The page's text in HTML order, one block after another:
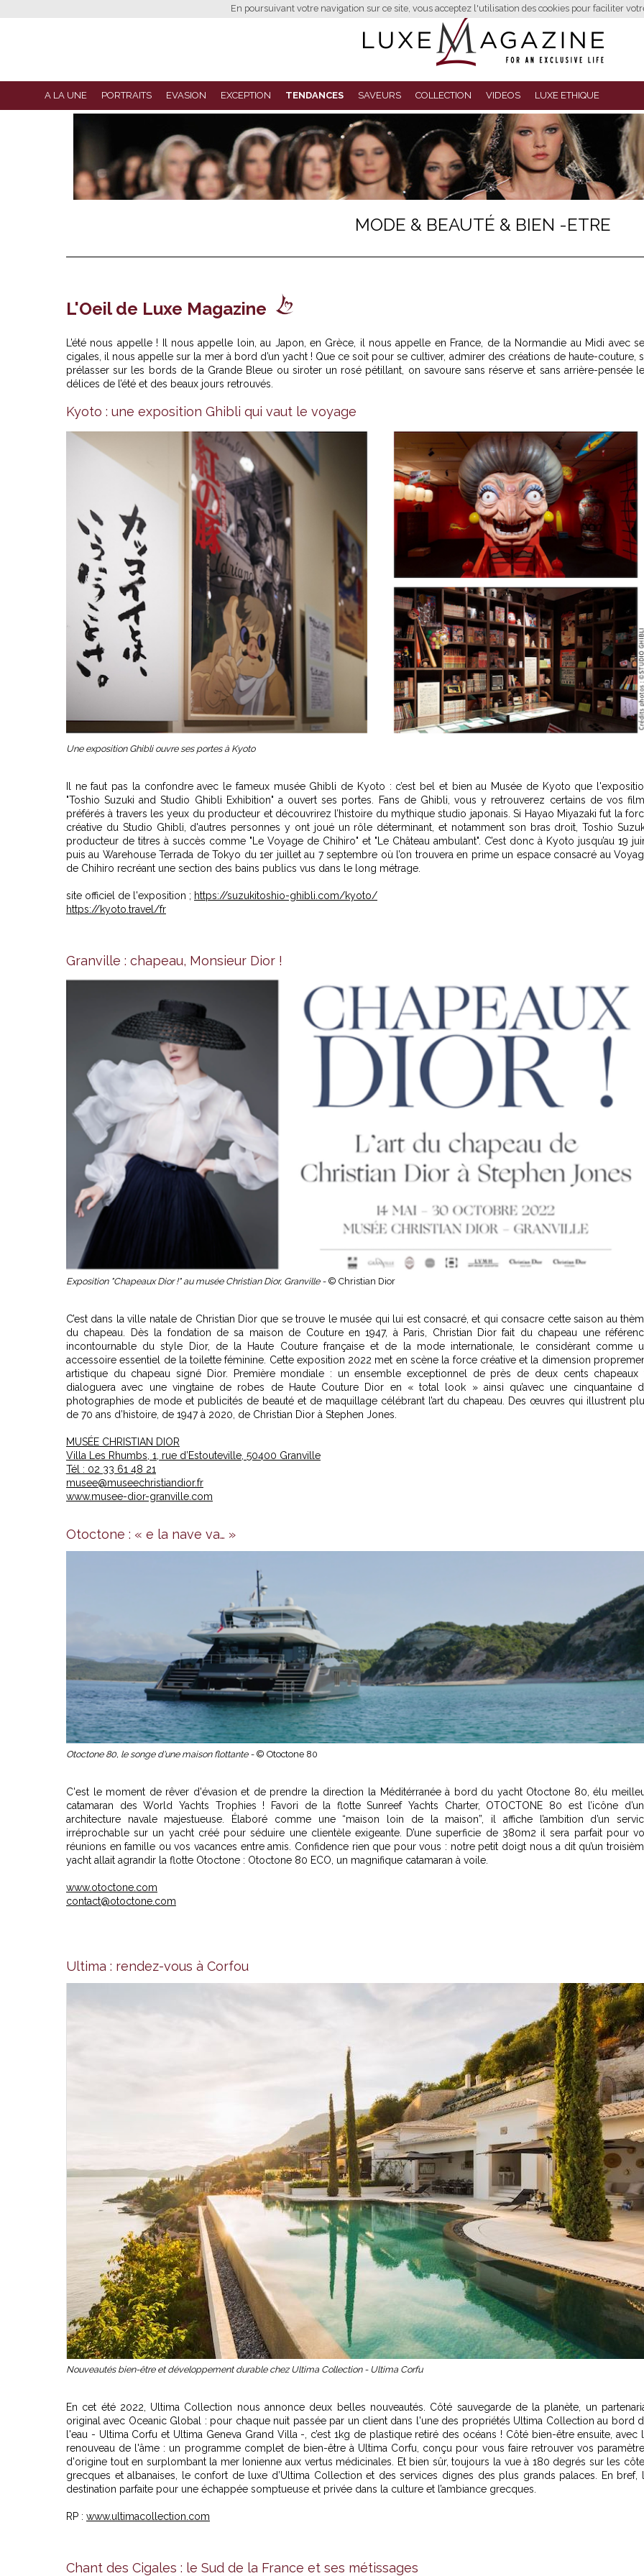
En poursuivant votre navigation sur ce site, vous acceptez l'utilisation des cookies pour faciliter
A LA UNE PORTRAITS EVASION EXCEPTION TENDANCES SAVEURS COLLECTION VIDEOS LUXE ETHIQUE
MODE & BEAUTÉ & BIEN -ETRE
L'Oeil de Luxe Magazine
L’été nous appelle ! Il nous appelle loin, au Japon, en Grèce, il nous appelle en France, de la Normandie au Midi avec
cigales, il nous appelle sur la mer à bord d’un yacht ! Que ce soit pour se cultiver, admirer des créations de haute-couture,
prélasser sur les bords de la Grande Bleue ou siroter un rosé pétillant, on savoure sans réserve et sans arrière-pensée
délices de l’été et des beaux jours retrouvés.
Kyoto : une exposition Ghibli qui vaut le voyage
Une exposition Ghibli ouvre ses portes à Kyoto
Il ne faut pas la confondre avec le fameux musée Ghibli de Kyoto : c’est bel et bien au Musée de Kyoto que
"Toshio Suzuki and Studio Ghibli Exhibition" a ouvert ses portes. Fans de Ghibli, vous y retrouverez certains de vos
préférés à travers les yeux du producteur et découvrirez l’histoire du mythique studio japonais. Si Hayao Miyazaki fut la
créative du Studio Ghibli, d'autres personnes y ont joué un rôle déterminant, et notamment son bras droit, Toshio
producteur de titres à succès comme "Le Voyage de Chihiro" et "Le Château ambulant". C’est donc à Kyoto jusqu’au 19
puis au Warehouse Terrada de Tokyo du 1er juillet au 7 septembre où l’on trouvera en prime un espace consacré au
de Chihiro recréant une section des bains publics vus dans le long métrage.
site officiel de l'exposition ; https://suzukitoshio-ghibli.com/kyoto/
https://kyoto.travel/fr
Granville : chapeau, Monsieur Dior !
Exposition "Chapeaux Dior !" au musée Christian Dior, Granville - © Christian Dior
C’est dans la ville natale de Christian Dior que se trouve le musée qui lui est consacré, et qui consacre cette saison au
du chapeau. Dès la fondation de sa maison de Couture en 1947, à Paris, Christian Dior fait du chapeau une
incontournable du style Dior, de la Haute Couture française et de la mode internationale, le considèrant comme
accessoire essentiel de la toilette féminine. Cette exposition 2022 met en scène la force créative et la dimension
artistique du chapeau signé Dior. Première mondiale : un ensemble exceptionnel de près de deux cents chapeaux
dialoguera avec une vingtaine de robes de Haute Couture Dior en « total look » ainsi qu’avec une cinquantaine
photographies de mode et publicités de beauté et de maquillage célébrant l’art du chapeau. Des œuvres qui illustrent
de 70 ans d’histoire, de 1947 à 2020, de Christian Dior à Stephen Jones.
MUSÉE CHRISTIAN DIOR
Villa Les Rhumbs, 1, rue d’Estouteville, 50400 Granville
Tél : 02 33 61 48 21
musee@museechristiandior.fr
www.musee-dior-granville.com
Otoctone : « e la nave va… »
Otoctone 80, le songe d'une maison flottante - © Otoctone 80
C'est le moment de rêver d'évasion et de prendre la direction la Méditérranée à bord du yacht Otoctone 80, élu
catamaran des World Yachts Trophies ! Favori de la flotte Sunreef Yachts Charter, OTOCTONE 80 est l’icône
architecture navale majestueuse. Élaboré comme une “maison loin de la maison”, il affiche l’ambition d’un
irréprochable sur un yacht créé pour séduire une clientèle exigeante. D’une superficie de 380m2 il sera parfait pour
réunions en famille ou vos vacances entre amis. Confidence rien que pour vous : notre petit doigt nous a dit qu’un
yacht allait agrandir la flotte Otoctone : Otoctone 80 ECO, un magnifique catamaran à voile.
www.otoctone.com
contact@otoctone.com
Ultima : rendez-vous à Corfou
Nouveautés bien-être et développement durable chez Ultima Collection - Ultima Corfu
En cet été 2022, Ultima Collection nous annonce deux belles nouveautés. Côté sauvegarde de la planète, un
original avec Oceanic Global : pour chaque nuit passée par un client dans l'une des propriétés Ultima Collection au bord
l'eau - Ultima Corfu et Ultima Geneva Grand Villa -, c’est 1kg de plastique retiré des océans ! Côté bien-être ensuite, avec
renouveau de l'âme : un programme complet de bien-être à Ultima Corfu, conçu pour vous faire retrouver vos
d'origine tout en surplombant la mer Ionienne aux vertus médicinales. Et bien sûr, toujours la vue à 180 degrés sur les
grecques et albanaises, le confort de luxe d’Ultima Collection et des services dignes des plus grands palaces. En bref,
destination parfaite pour une échappée somptueuse et privée dans la culture et l’ambiance grecques.
RP : www.ultimacollection.com
Chant des Cigales : le Sud de la France et ses métissages